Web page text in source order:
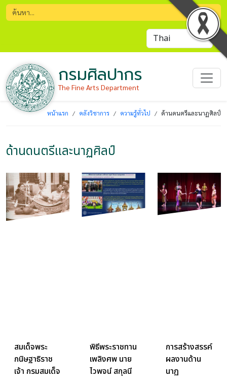
กรมศิลปากร
The Fine Arts Department
หน้าแรก คลังวิชาการ ความรู้ทั่วไป ด้านดนตรีและนาฏศิลป์
ด้านดนตรีและนาฏศิลป์
สมเด็จพระ
กนิษฐาธิราช
เจ้า กรมสมเด็จ
พิธีพระราชทาน
เพลิงศพ นาย
ไวพจน์ สกุลนี
การสร้างสรรค์
ผลงานด้าน
นาฏ